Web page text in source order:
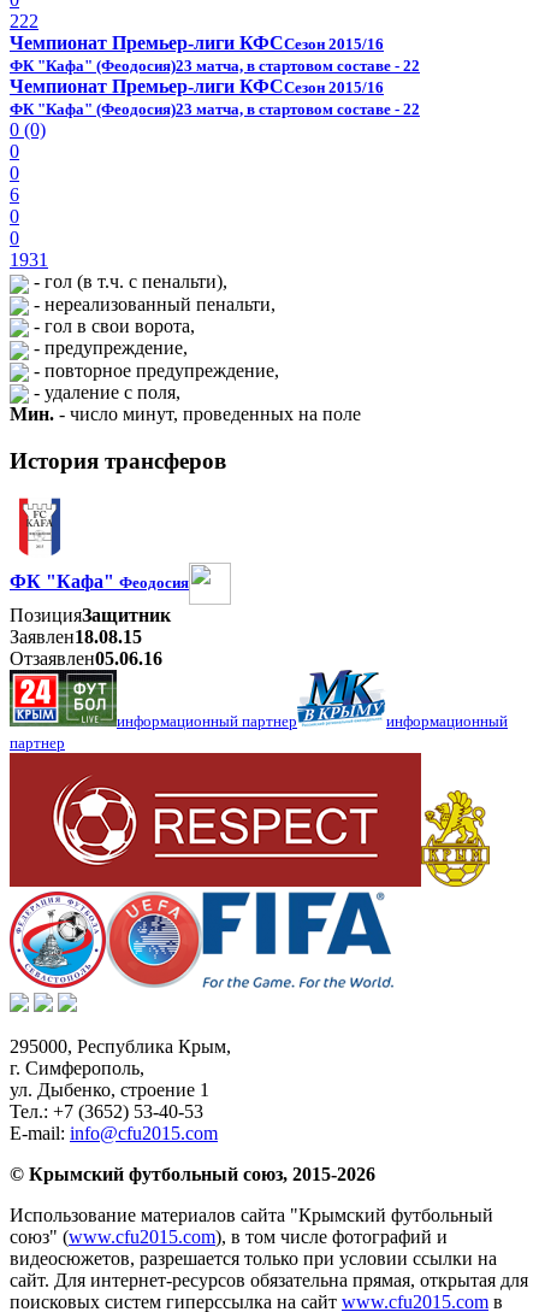
222
Чемпионат Премьер-лиги КФССезон 2015/16
ФК "Кафа" (Феодосия)23 матча, в стартовом составе - 22
Чемпионат Премьер-лиги КФССезон 2015/16
ФК "Кафа" (Феодосия)23 матча, в стартовом составе - 22
0 (0)
0
0
6
0
0
1931
- гол (в т.ч. с пенальти),
- нереализованный пенальти,
- гол в свои ворота,
- предупреждение,
- повторное предупреждение,
- удаление с поля,
Мин. - число минут, проведенных на поле
История трансферов
ФК "Кафа" Феодосия
ПозицияЗащитник
Заявлен18.08.15
Отзаявлен05.06.16
информационный партнер
информационный
партнер
295000, Республика Крым,
г. Симферополь,
ул. Дыбенко, строение 1
Тел.: +7 (3652) 53-40-53
E-mail: info@cfu2015.com
© Крымский футбольный союз, 2015-2026
Использование материалов сайта "Крымский футбольный
союз" (www.cfu2015.com), в том числе фотографий и
видеосюжетов, разрешается только при условии ссылки на
сайт. Для интернет-ресурсов обязательна прямая, открытая для
поисковых систем гиперссылка на сайт www.cfu2015.com в